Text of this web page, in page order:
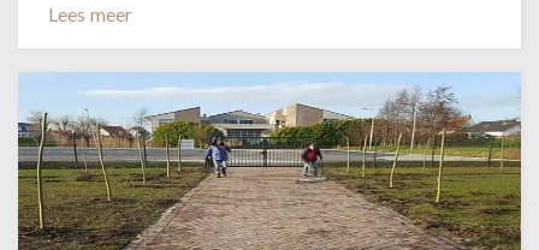
Lees meer